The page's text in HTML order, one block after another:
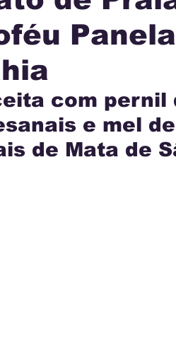
TECNOLOGIA
com pernil
e mel
de Mata de